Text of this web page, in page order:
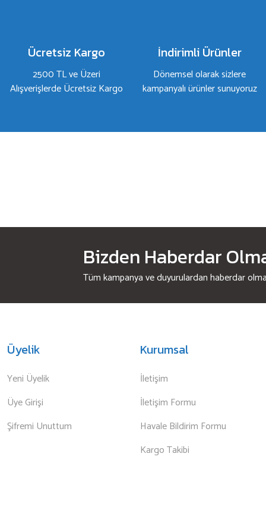
Bu ürüne benzer farklı alternatifler olmalı.
Ücretsiz Kargo
2500 TL ve Üzeri
Alışverişlerde Ücretsiz Kargo
İndirimli Ürünler
Dönemsel olarak sizlere
kampanyalı ürünler sunuyoruz
Bizden Haberdar
Tüm kampanya ve duyurulardan haberdar
Üyelik
Yeni Üyelik
Üye Girişi
Şifremi Unuttum
Kurumsal
İletişim
İletişim Formu
Havale Bildirim Formu
Kargo Takibi